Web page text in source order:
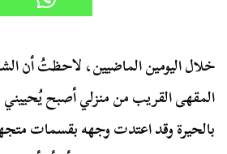
خلال اليومين الماضيين، لاحظتُ أن
المقهى القريب من منزلي أصبح
بالحيرة وقد اعتدت وجهه بقسمات